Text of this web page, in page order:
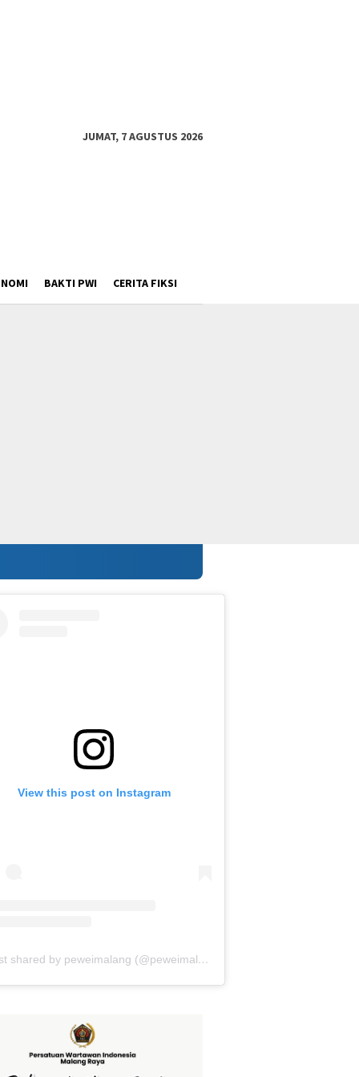
JUMAT, 7 AGUSTUS 2026
BAKTI PWI CERITA FIKSI
View this post on Instagram
A post shared by peweimalang (@peweimalang)